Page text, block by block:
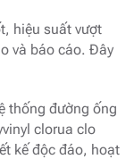
hiệu suất vượt
và báo cáo. Đây
thống đường ống
clorua clo
kế độc đáo, hoạt